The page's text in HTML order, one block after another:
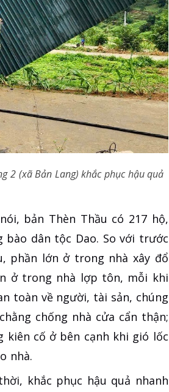
2 (xã Bản Lang) khắc phục hậu quả
bản Thèn Thầu có 217 hộ,
bào dân tộc Dao. So với trước
phần lớn ở trong nhà xây đổ
ở trong nhà lợp tôn, mỗi khi
toàn về người, tài sản, chúng
chống nhà cửa cẩn thận;
kiên cố ở bên cạnh khi gió lốc
nhà.
khắc phục hậu quả nhanh